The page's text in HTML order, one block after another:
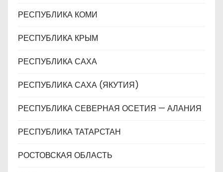
РЕСПУБЛИКА КОМИ
РЕСПУБЛИКА КРЫМ
РЕСПУБЛИКА САХА
РЕСПУБЛИКА САХА (ЯКУТИЯ)
РЕСПУБЛИКА СЕВЕРНАЯ ОСЕТИЯ — АЛАНИЯ
РЕСПУБЛИКА ТАТАРСТАН
РОСТОВСКАЯ ОБЛАСТЬ